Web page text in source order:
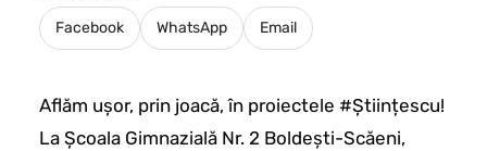
Facebook WhatsApp Email
Aflăm ușor, prin joacă, în proiectele #Științescu!
La Școala Gimnazială Nr. 2 Boldești-Scăeni,